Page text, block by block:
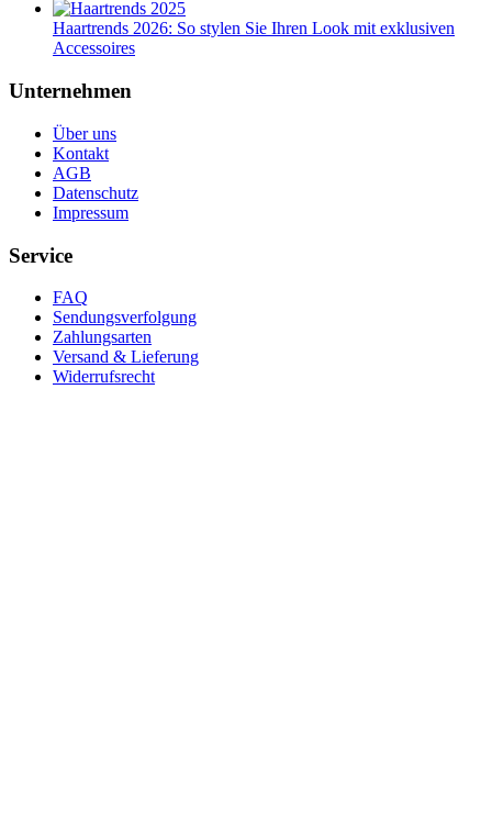
Haartrends 2026: So stylen Sie Ihren Look mit exklusiven
Accessoires
Unternehmen
Über uns
Kontakt
AGB
Datenschutz
Impressum
Service
FAQ
Sendungsverfolgung
Zahlungsarten
Versand & Lieferung
Widerrufsrecht